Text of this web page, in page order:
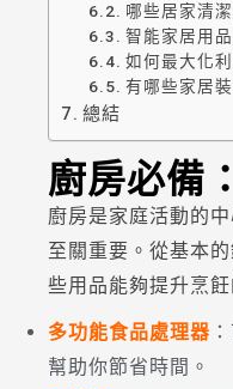
哪些居家清
智能家居用
如何最大化
有哪些家居
總結
廚房必備
廚房是家庭活動的
至關重要。從基本
些用品能夠提升烹飪
多功能食品處理器
幫助你節省時間。